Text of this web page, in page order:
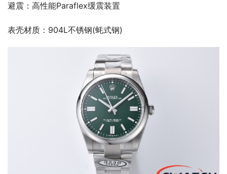
避震：高性能Paraflex缓震装置
表壳材质：904L不锈钢(蚝式钢)